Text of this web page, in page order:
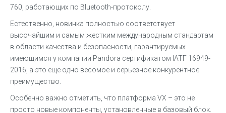
760, работающих по Bluetooth-протоколу.
Естественно, новинка полностью соответствует
высочайшим и самым жестким международным стандартам
в области качества и безопасности, гарантируемых
имеющимся у компании Pandora сертификатом IATF 16949-
2016, а это еще одно весомое и серьезное конкурентное
преимущество.
Особенно важно отметить, что платформа VX – это не
просто новые компоненты, установленные в базовый блок.